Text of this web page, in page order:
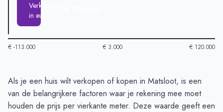
Verkoopprijs
in euro's
€ -113.000 € 3.000 € 120.000
Huizenprijzen in Matsloot-Afgelopen 3 maanden
Type
Bedrag
Vraagprijs in euro's
€ 50.000
Als je een huis wilt verkopen of kopen in Matsloot, is een
van de belangrijkere factoren waar je rekening mee moet
houden de prijs per vierkante meter. Deze waarde geeft een